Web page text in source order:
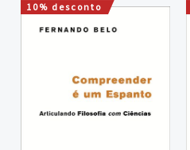
10% desconto
O
preço
15,00 €.
O
preço
13,50 €.